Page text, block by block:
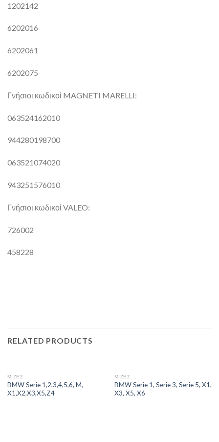
1202142
6202016
6202061
6202075
Γνήσιοι κωδικοί MAGNETI MARELLI:
063524162010
944280198700
063521074020
943251576010
Γνήσιοι κωδικοί VALEO:
726002
458228
RELATED PRODUCTS
ΜΙΖΕΣ
BMW Serie 1,2,3,4,5,6, M,
X1,X2,X3,X5,Z4
ΜΙΖΕΣ
BMW Serie 1, Serie 3, Serie 5, X1,
X3, X5, X6